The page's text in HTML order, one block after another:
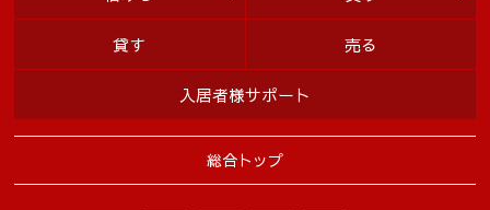
総合トップ
貸す 売る
入居者様サポート